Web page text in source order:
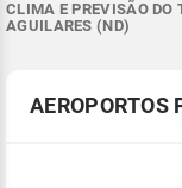
CLIMA E PREVISÃO DO
AGUILARES (ND)
AEROPORTOS